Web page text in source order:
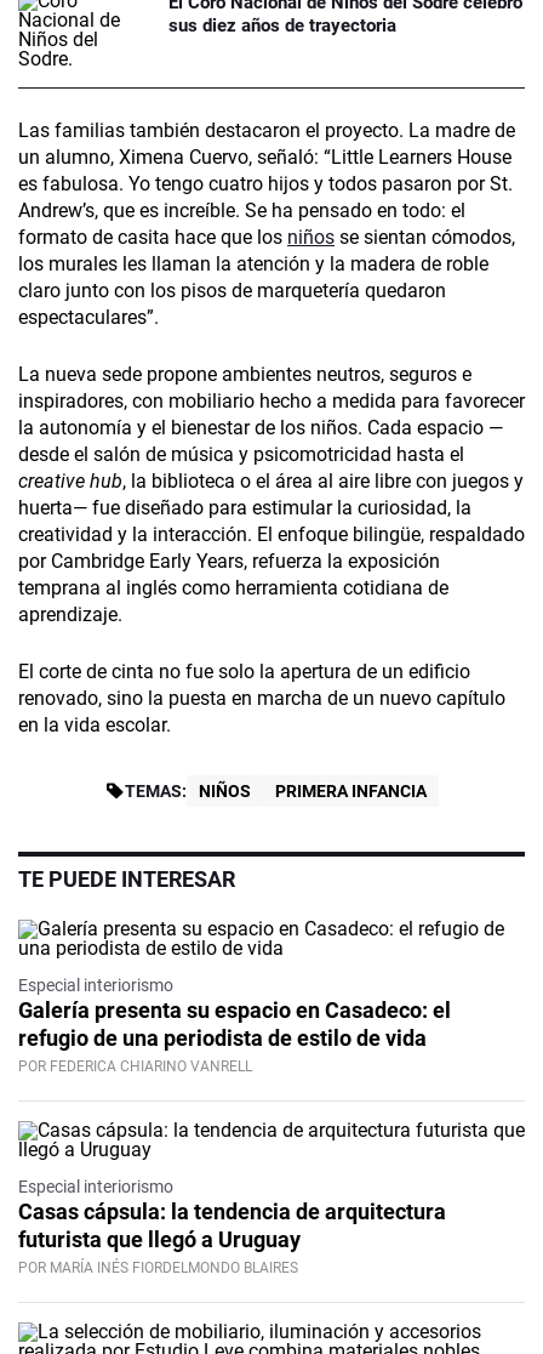
sus diez años de trayectoria
Las familias también destacaron el proyecto. La madre de
un alumno, Ximena Cuervo, señaló: “Little Learners House
es fabulosa. Yo tengo cuatro hijos y todos pasaron por St.
Andrew’s, que es increíble. Se ha pensado en todo: el
formato de casita hace que los niños se sientan cómodos,
los murales les llaman la atención y la madera de roble
claro junto con los pisos de marquetería quedaron
espectaculares”.
La nueva sede propone ambientes neutros, seguros e
inspiradores, con mobiliario hecho a medida para favorecer
la autonomía y el bienestar de los niños. Cada espacio —
desde el salón de música y psicomotricidad hasta el
creative hub, la biblioteca o el área al aire libre con juegos y
huerta— fue diseñado para estimular la curiosidad, la
creatividad y la interacción. El enfoque bilingüe, respaldado
por Cambridge Early Years, refuerza la exposición
temprana al inglés como herramienta cotidiana de
aprendizaje.
El corte de cinta no fue solo la apertura de un edificio
renovado, sino la puesta en marcha de un nuevo capítulo
en la vida escolar.
TEMAS: NIÑOS PRIMERA INFANCIA
TE PUEDE INTERESAR
Especial interiorismo
Galería presenta su espacio en Casadeco: el
refugio de una periodista de estilo de vida
POR FEDERICA CHIARINO VANRELL
Especial interiorismo
Casas cápsula: la tendencia de arquitectura
futurista que llegó a Uruguay
POR MARÍA INÉS FIORDELMONDO BLAIRES